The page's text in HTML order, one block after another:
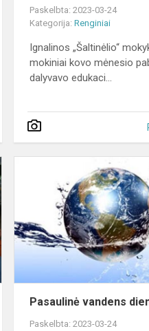
Paskelbta: 2023-03-24
Kategorija:Renginiai
Ignalinos „Šaltinėlio“
mokiniai kovo mėnesio
dalyvavo edukaci...
Paminėjo
„Pasaulinę
Pasaulinė vandens
Paskelbta: 2023-03-24